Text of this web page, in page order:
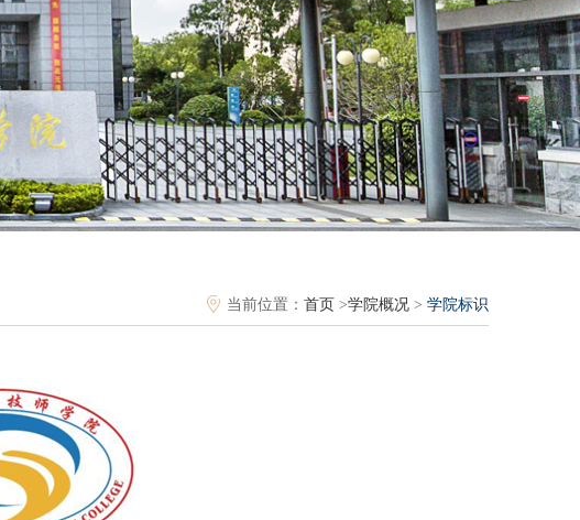
当前位置： 首页 >学院概况> 学院标识